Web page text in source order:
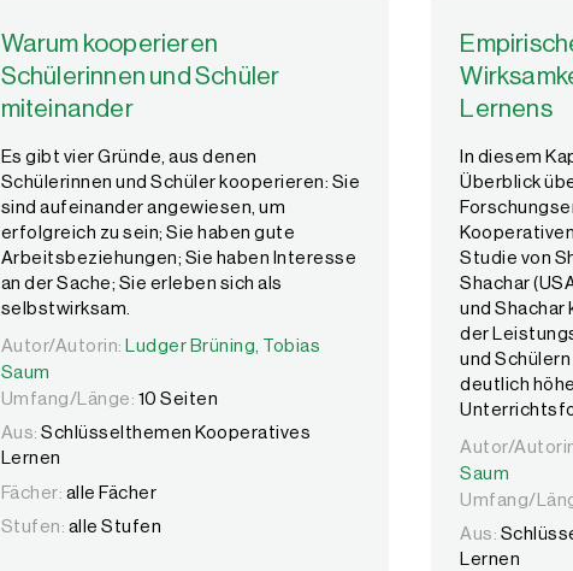
Warum kooperieren
Schülerinnen und Schüler
miteinander
Es gibt vier Gründe, aus denen
Schülerinnen und Schüler kooperieren: Sie
sind aufeinander angewiesen, um
erfolgreich zu sein; Sie haben gute
Arbeitsbeziehungen; Sie haben Interesse
an der Sache; Sie erleben sich als
selbstwirksam.
Autor/Autorin: Ludger Brüning, Tobias Saum
Autor/Autorin: Ludger Brüning,
Tobias
Saum
Umfang/Länge: 10 Seiten
Aus: Schlüsselthemen Kooperatives
Lernen
Fächer: alle Fächer
Stufen: alle Stufen
Lernens
In diesem
Überblick
Studie von
Shachar
und Shachar
der
und
deutlich
Autor/
Autor/
Saum
Umfang/
Aus:
Lernen